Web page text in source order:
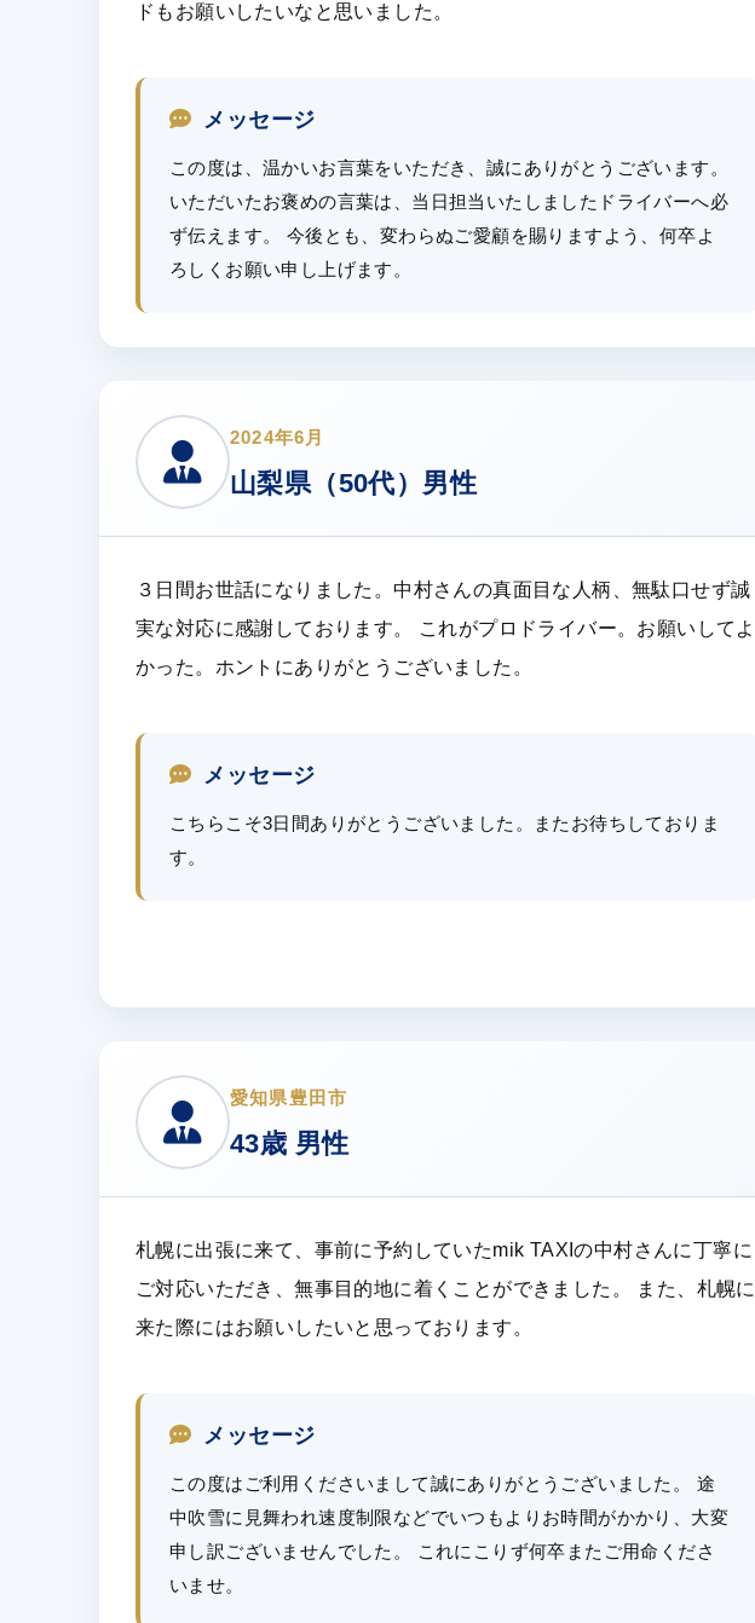
ドもお願いしたいなと思いました。
メッセージ
この度は、温かいお言葉をいただき、誠にありがとうございます。
いただいたお褒めの言葉は、当日担当いたしましたドライバーへ必
ず伝えます。 今後とも、変わらぬご愛顧を賜りますよう、何卒よ
ろしくお願い申し上げます。
2024年6月
山梨県（50代）男性
３日間お世話になりました。中村さんの真面目な人柄、無駄口せず誠
実な対応に感謝しております。 これがプロドライバー。お願いしてよ
かった。ホントにありがとうございました。
メッセージ
こちらこそ3日間ありがとうございました。またお待ちしておりま
す。
愛知県豊田市
43歳 男性
札幌に出張に来て、事前に予約していたmik TAXIの中村さんに丁寧に
ご対応いただき、無事目的地に着くことができました。 また、札幌に
来た際にはお願いしたいと思っております。
メッセージ
この度はご利用くださいまして誠にありがとうございました。 途
中吹雪に見舞われ速度制限などでいつもよりお時間がかかり、大変
申し訳ございませんでした。 これにこりず何卒またご用命くださ
いませ。